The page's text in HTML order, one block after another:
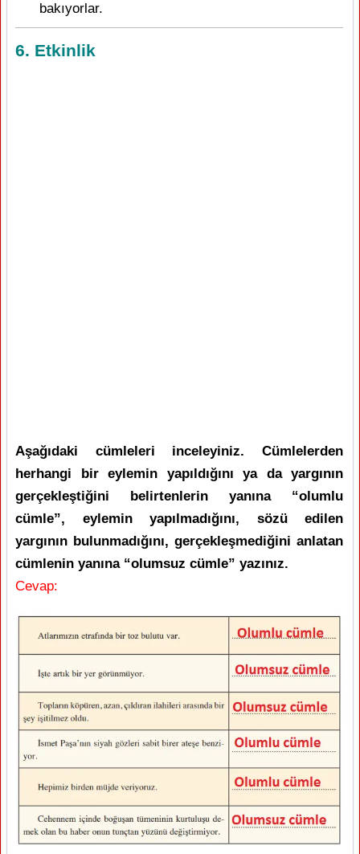
bakıyorlar.
6. Etkinlik
Aşağıdaki cümleleri inceleyiniz. Cümlelerden
herhangi bir eylemin yapıldığını ya da yargının
gerçekleştiğini belirtenlerin yanına “olumlu
cümle”, eylemin yapılmadığını, sözü edilen
yargının bulunmadığını, gerçekleşmediğini anlatan
cümlenin yanına “olumsuz cümle” yazınız.
Cevap: